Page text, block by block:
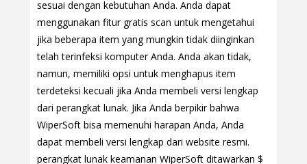
sesuai dengan kebutuhan Anda. Anda dapat
menggunakan fitur gratis scan untuk mengetahui
jika beberapa item yang mungkin tidak diinginkan
telah terinfeksi komputer Anda. Anda akan tidak,
namun, memiliki opsi untuk menghapus item
terdeteksi kecuali jika Anda membeli versi lengkap
dari perangkat lunak. Jika Anda berpikir bahwa
WiperSoft bisa memenuhi harapan Anda, Anda
dapat membeli versi lengkap dari website resmi.
perangkat lunak keamanan WiperSoft ditawarkan $